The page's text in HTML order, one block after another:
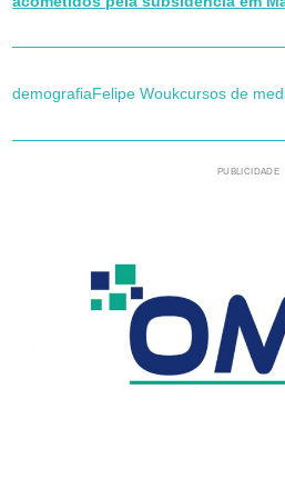
demografia Felipe Woukcursos de
PUBLICIDADE